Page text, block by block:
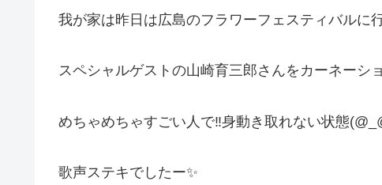
我が家は昨日は広島のフラワーフェスティバルに
スペシャルゲストの山崎育三郎さんをカーネーシ
めちゃめちゃすごい人で‼️身動き取れない状態
歌声ステキでしたー✨